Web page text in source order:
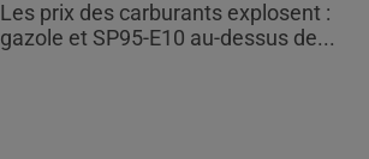
Les prix des carburants explosent :
gazole et SP95-E10 au-dessus de...